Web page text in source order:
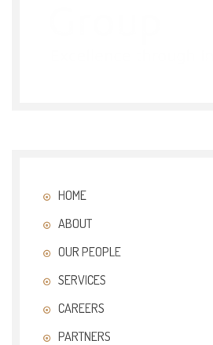
HOME
ABOUT
OUR PEOPLE
SERVICES
CAREERS
PARTNERS